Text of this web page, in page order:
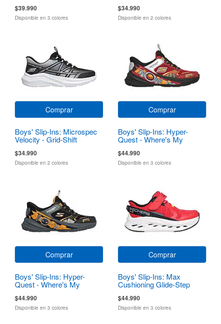
$39.990
Disponible en 3 colores
$34.990
Disponible en 2 colores
Comprar
Boys' Slip-Ins: Microspec
Velocity - Grid-Shift
$34.990
Disponible en 2 colores
Comprar
Boys' Slip-Ins: Hyper-
Quest - Where's My
$44.990
Disponible en 3 colores
Comprar
Boys' Slip-Ins: Hyper-
Quest - Where's My
$44.990
Disponible en 3 colores
Comprar
Boys' Slip-Ins: Max
Cushioning Glide-Step
$44.990
Disponible en 3 colores